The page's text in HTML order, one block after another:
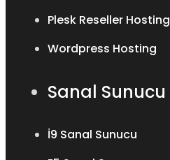
Plesk Reseller Hosting
Wordpress Hosting
Sanal Sunucu
İ9 Sanal Sunucu